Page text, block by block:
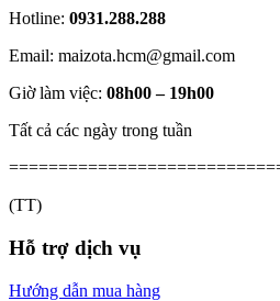
Hotline: 0931.288.288
Email: maizota.hcm@gmail.com
Giờ làm việc: 08h00 – 19h00
Tất cả các ngày trong tuần
(TT)
Hỗ trợ dịch vụ
Hướng dẫn mua hàng